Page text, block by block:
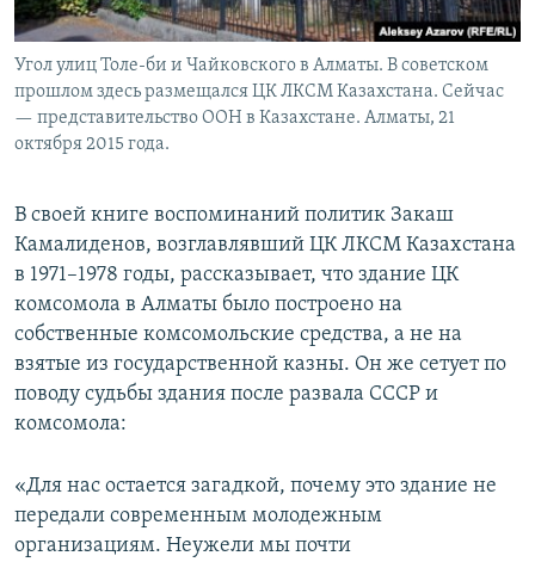
Угол улиц Толе-би и Чайковского в Алматы. В советском
прошлом здесь размещался ЦК ЛКСМ Казахстана. Сейчас
— представительство ООН в Казахстане. Алматы, 21
октября 2015 года.
В своей книге воспоминаний политик Закаш
Камалиденов, возглавлявший ЦК ЛКСМ Казахстана
в 1971–1978 годы, рассказывает, что здание ЦК
комсомола в Алматы было построено на
собственные комсомольские средства, а не на
взятые из государственной казны. Он же сетует по
поводу судьбы здания после развала СССР и
комсомола:
«Для нас остается загадкой, почему это здание не
передали современным молодежным
организациям. Неужели мы почти